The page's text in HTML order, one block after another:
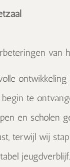
van
te
en scholen
terwijl wij
jeugdverblijf.